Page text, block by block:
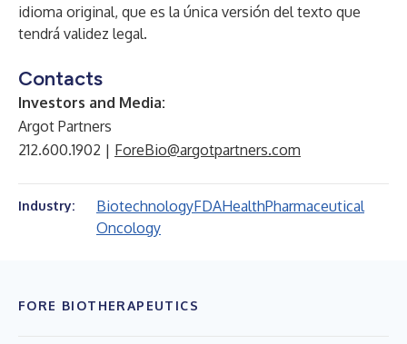
idioma original, que es la única versión del texto que
tendrá validez legal.
Contacts
Investors and Media:
Argot Partners
212.600.1902 | ForeBio@argotpartners.com
Industry: BiotechnologyFDAHealthPharmaceutical
Oncology
FORE BIOTHERAPEUTICS